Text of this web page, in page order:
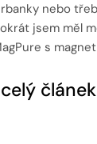
nebo
jsem měl
s
článek